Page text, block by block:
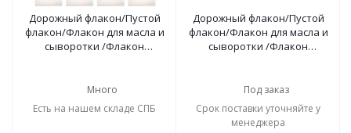
Дорожный флакон/Пустой
флакон/Флакон для масла и
сыворотки /Флакон
силвер
Много
Есть на нашем складе СПБ
Дорожный флакон/Пустой
флакон/Флакон для масла и
сыворотки /Флакон
Под заказ
Срок поставки уточняйте у
менеджера